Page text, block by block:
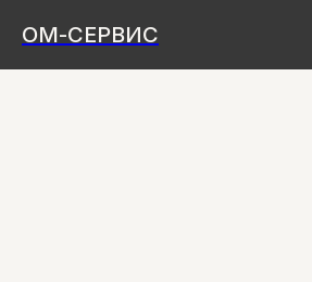
ОМ-СЕРВИС